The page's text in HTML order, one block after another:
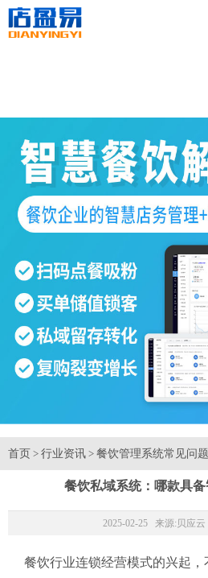
首页 > 行业资讯 > 餐饮管理系统常见问题
餐饮私域系统：哪款具
2025-02-25 来源: 贝应云
餐饮行业连锁经营模式的兴起